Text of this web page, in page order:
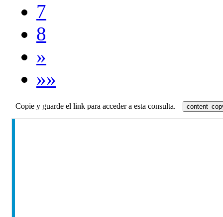
7
8
»
»»
Copie y guarde el link para acceder a esta consulta.